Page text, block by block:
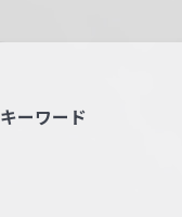
キーワード